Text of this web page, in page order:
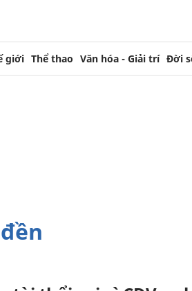
giới Thể thao Văn hóa - Giải trí Đời